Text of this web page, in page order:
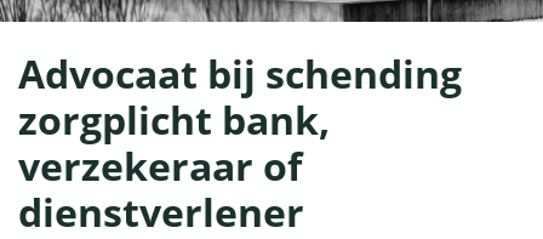
Advocaat bij schending
zorgplicht bank,
verzekeraar of
dienstverlener